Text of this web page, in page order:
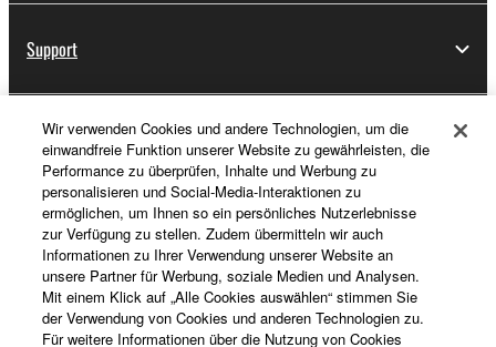
Support
Registrierung von „Yamaha Music ID“
Über Yamaha
Deutschland - German
Wir verwenden Cookies und andere Technologien, um die
einwandfreie Funktion unserer Website zu gewährleisten, die
Performance zu überprüfen, Inhalte und Werbung zu
personalisieren und Social-Media-Interaktionen zu
ermöglichen, um Ihnen so ein persönliches Nutzerlebnisse
zur Verfügung zu stellen. Zudem übermitteln wir auch
Informationen zu Ihrer Verwendung unserer Website an
unsere Partner für Werbung, soziale Medien und Analysen.
Mit einem Klick auf „Alle Cookies auswählen“ stimmen Sie
der Verwendung von Cookies und anderen Technologien zu.
Für weitere Informationen über die Nutzung von Cookies